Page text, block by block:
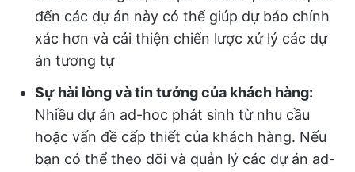
đến các dự án này có thể giúp dự báo chính
xác hơn và cải thiện chiến lược xử lý các dự
án tương tự
Sự hài lòng và tin tưởng của khách hàng:
Nhiều dự án ad-hoc phát sinh từ nhu cầu
hoặc vấn đề cấp thiết của khách hàng. Nếu
bạn có thể theo dõi và quản lý các dự án ad-